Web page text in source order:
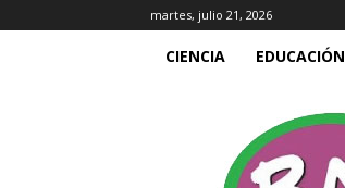
martes, julio 21, 2026
CIENCIA EDUCACIÓN